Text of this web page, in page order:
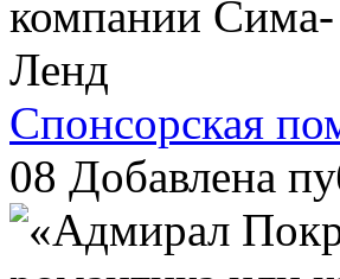
Спонсорская
08 Добавлена